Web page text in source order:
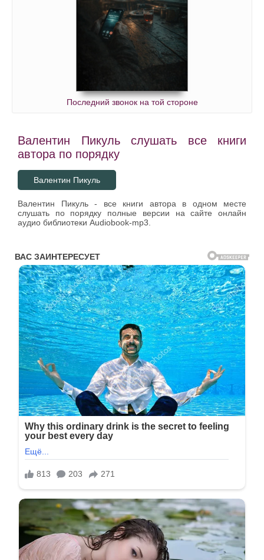
Последний звонок на той стороне
Валентин Пикуль слушать все книги
автора по порядку
Валентин Пикуль
Валентин Пикуль - все книги автора в одном месте
слушать по порядку полные версии на сайте онлайн
аудио библиотеки Audiobook-mp3.